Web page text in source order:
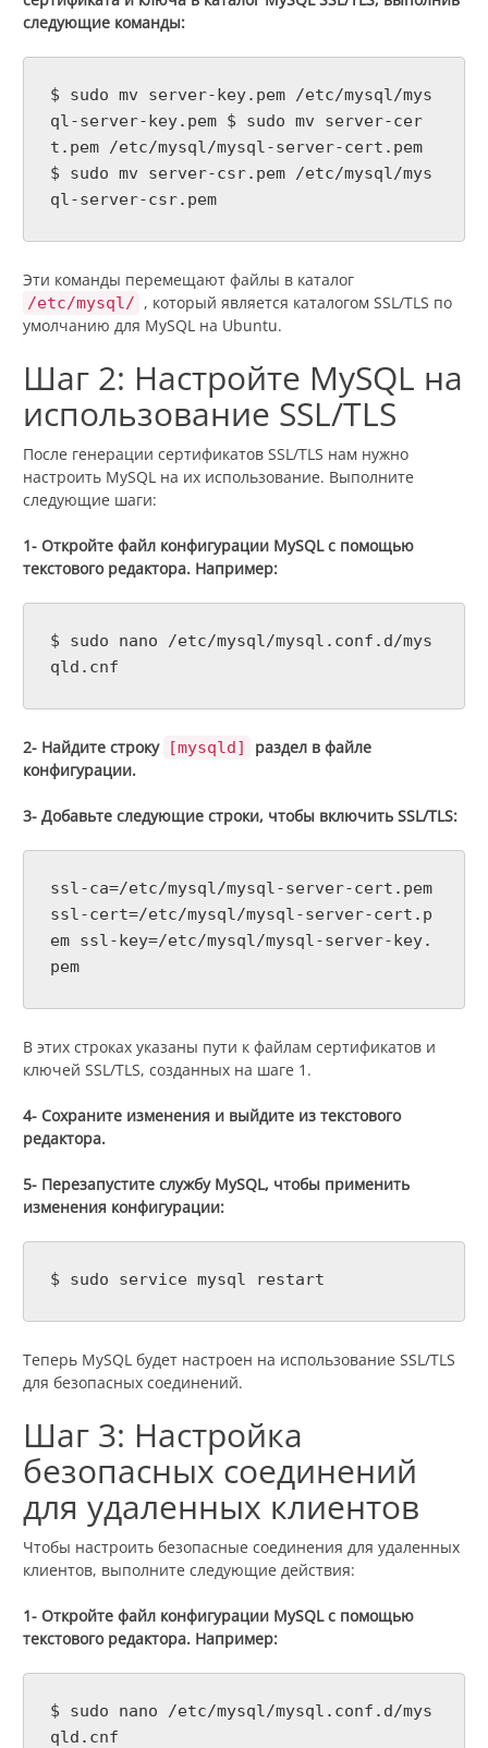
следующие команды:
$ sudo mv server-key.pem /etc/mysql/mys
ql-server-key.pem $ sudo mv server-cer
t.pem /etc/mysql/mysql-server-cert.pem
$ sudo mv server-csr.pem /etc/mysql/mys
ql-server-csr.pem
Эти команды перемещают файлы в каталог
/etc/mysql/ , который является каталогом SSL/TLS по
умолчанию для MySQL на Ubuntu.
Шаг 2: Настройте MySQL на
использование SSL/TLS
После генерации сертификатов SSL/TLS нам нужно
настроить MySQL на их использование. Выполните
следующие шаги:
1- Откройте файл конфигурации MySQL с помощью
текстового редактора. Например:
$ sudo nano /etc/mysql/mysql.conf.d/mys
qld.cnf
2- Найдите строку [mysqld]
раздел в файле
конфигурации.
3- Добавьте следующие строки, чтобы включить SSL/TLS:
ssl-ca=/etc/mysql/mysql-server-cert.pem
ssl-cert=/etc/mysql/mysql-server-cert.p
em ssl-key=/etc/mysql/mysql-server-key.
pem
В этих строках указаны пути к файлам сертификатов и
ключей SSL/TLS, созданных на шаге 1.
4- Сохраните изменения и выйдите из текстового
редактора.
5- Перезапустите службу MySQL, чтобы применить
изменения конфигурации:
$ sudo service mysql restart
Теперь MySQL будет настроен на использование SSL/TLS
для безопасных соединений.
Шаг 3: Настройка
безопасных соединений
для удаленных клиентов
Чтобы настроить безопасные соединения для удаленных
клиентов, выполните следующие действия:
1- Откройте файл конфигурации MySQL с помощью
текстового редактора. Например:
$ sudo nano /etc/mysql/mysql.conf.d/mys
qld.cnf